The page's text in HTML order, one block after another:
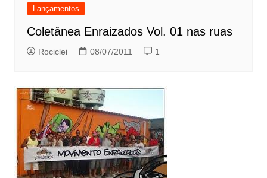
Lançamentos
Coletânea Enraizados Vol. 01 nas ruas
Rociclei 08/07/2011 1